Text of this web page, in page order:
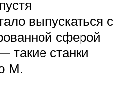
выпускаться с
сферой
такие станки
М.